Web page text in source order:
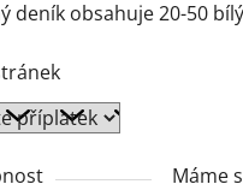
deník obsahuje 20-50
Máme